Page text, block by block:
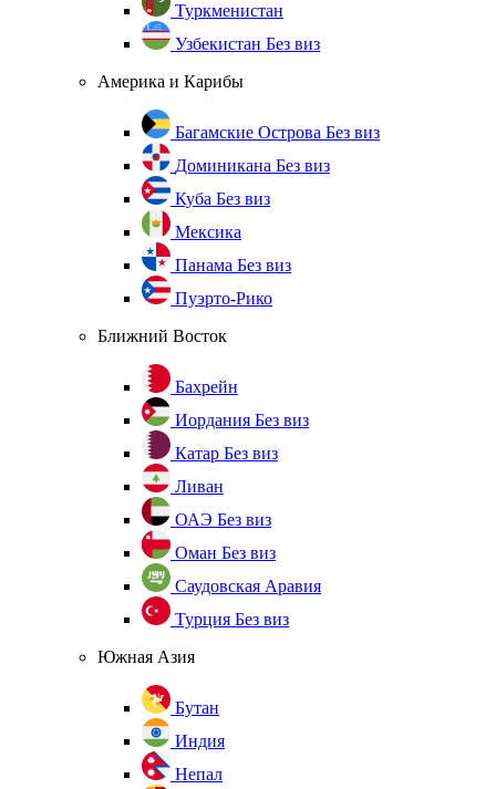
Туркменистан
Узбекистан Без виз
Америка и Карибы
Багамские Острова Без виз
Доминикана Без виз
Куба Без виз
Мексика
Панама Без виз
Пуэрто-Рико
Ближний Восток
Бахрейн
Иордания Без виз
Катар Без виз
Ливан
ОАЭ Без виз
Оман Без виз
Саудовская Аравия
Турция Без виз
Южная Азия
Бутан
Индия
Непал